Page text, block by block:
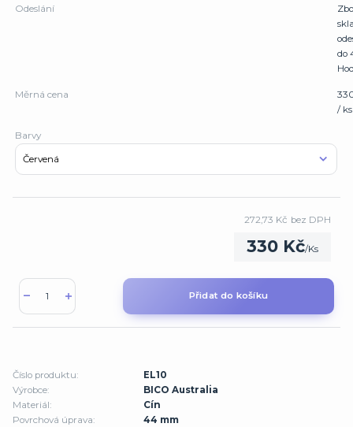
Odeslání
do
Měrná cena
/ ks
Barvy
330 Kč/Ks
272,73 Kč bez DPH
Přidat do košíku
Číslo produktu:
EL10
Výrobce:
BICO Australia
Materiál:
Cín
Povrchová úprava:
44 mm